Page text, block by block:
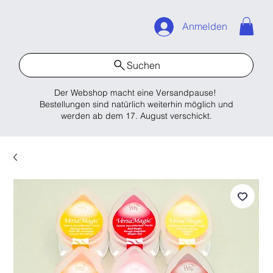
Der Webshop macht eine Versandpause!
Bestellungen sind natürlich weiterhin möglich und
werden ab dem 17. August verschickt.
Suchen
Anmelden